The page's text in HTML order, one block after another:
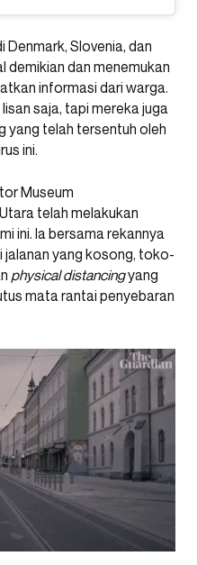
Slovenia, dan
demikian dan menemukan
informasi dari warga.
saja, tapi mereka juga
yang telah tersentuh oleh
ini.
Museum
telah melakukan
ini. Ia bersama rekannya
yang kosong, toko-
physical distancingyang
mata rantai penyebaran